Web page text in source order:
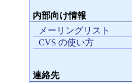
内部向け情報
メーリングリスト
CVS の使い方
連絡先